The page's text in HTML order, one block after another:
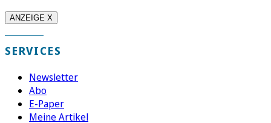
ANZEIGE X
SERVICES
Newsletter
Abo
E-Paper
Meine Artikel